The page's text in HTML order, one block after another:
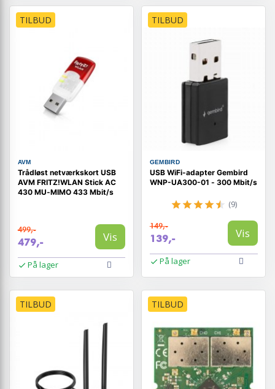
TILBUD
AVM
Trådløst netværkskort USB
AVM FRITZ!WLAN Stick AC
430 MU‑MIMO 433 Mbit/s
499,-
479,- Vis
På lager
TILBUD
GEMBIRD
USB WiFi-adapter Gembird
WNP-UA300-01 - 300 Mbit/s
(9)
149,-
139,- Vis
På lager
TILBUD TILBUD